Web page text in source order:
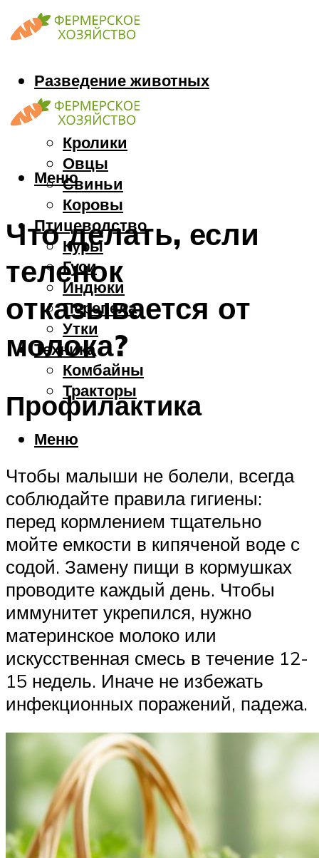
Разведение животных
Козы
Кони
Кролики
Овцы
Свиньи
Коровы
Птицеводство
Куры
Гуси
Индюки
Перепела
Утки
Техника
Комбайны
Тракторы
Меню
Меню
Что делать, если
теленок
отказывается от
молока?
Профилактика
Чтобы малыши не болели, всегда
соблюдайте правила гигиены:
перед кормлением тщательно
мойте емкости в кипяченой воде с
содой. Замену пищи в кормушках
проводите каждый день. Чтобы
иммунитет укрепился, нужно
материнское молоко или
искусственная смесь в течение 12-
15 недель. Иначе не избежать
инфекционных поражений, падежа.